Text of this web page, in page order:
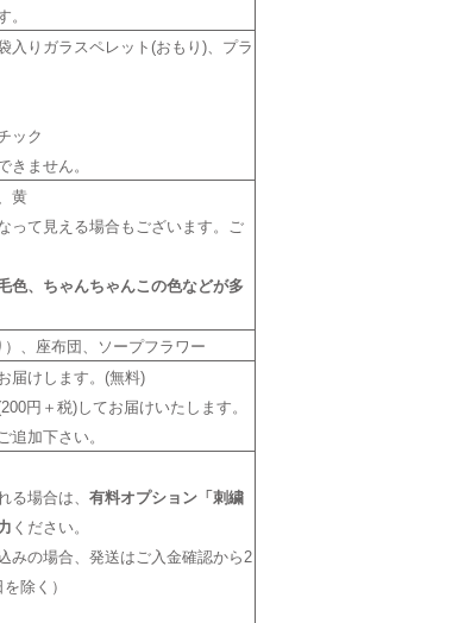
。
入りガラスペレット(おもり)、プラ
ック
ません。
黄
って見える場合もございます。ご
色、ちゃんちゃんこの色などが多
、座布団、ソープフラワー
届けします。(無料)
円＋税)してお届けいたします。
追加下さい。
る場合は、 有料オプション「刺繍
ください。
みの場合、発送はご入金確認から2
除く）